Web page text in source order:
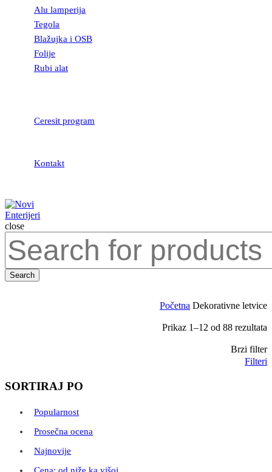
Alu lamperija
Tegola
Blažujka i OSB
Folije
Rubi alat
Ceresit program
Kontakt
close
for:
Search
Početna Dekorativne letvice
Prikaz 1–12 od 88 rezultata
Brzi filter
Filteri
SORTIRAJ PO
Popularnost
Prosečna ocena
Najnovije
Cena: od niže ka višoj